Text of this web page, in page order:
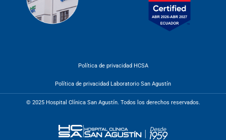
Política de privacidad HCSA
Política de privacidad Laboratorio San Agustín
© 2025 Hospital Clínica San Agustín. Todos los derechos reservados.